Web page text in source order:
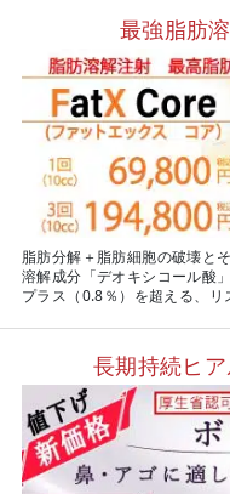
最強脂肪
脂肪分解＋脂肪細胞の破壊と
溶解成分「デオキシコール酸
プラス（0.8％）を超える、リ
長期持続ヒ